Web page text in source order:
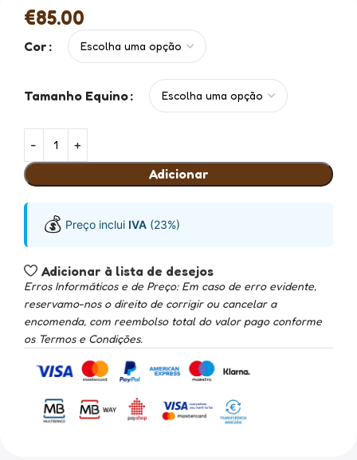
€85.00
Cor
Tamanho Equino
Adicionar
💰 Preço inclui IVA (23%)
Adicionar à lista de desejos
Erros Informáticos e de Preço: Em caso de erro evidente,
reservamo-nos o direito de corrigir ou cancelar a
encomenda, com reembolso total do valor pago conforme
os Termos e Condições.